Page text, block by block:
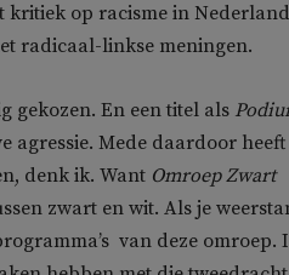
kritiek op racisme in
radicaal-linkse meningen.
gekozen. En een titel als
agressie. Mede daardoor heeft
denk ik. Want Omroep Zwart
zwart en wit. Als je
van deze omroep.